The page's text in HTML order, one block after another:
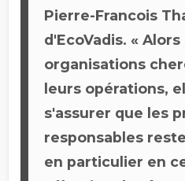
Pierre-Francois
d'EcoVadis. «
organisations
leurs opérations,
s'assurer que les
responsables
en particulier en